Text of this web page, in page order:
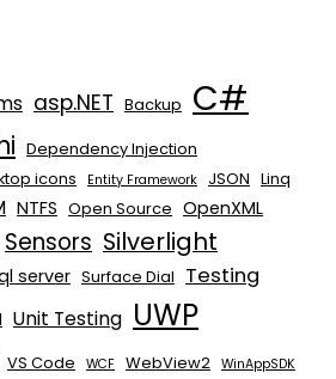
asp.NET Backup C#
Dependency Injection
icons Entity Framework JSON Linq
NTFS Open Source OpenXML
Sensors Silverlight
server Surface Dial Testing
Unit Testing UWP
VS Code WCF WebView2 WinAppSDK